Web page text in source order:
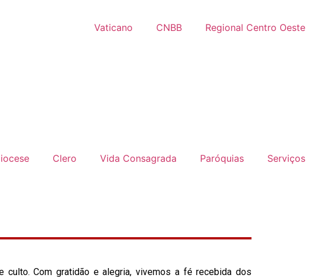
Vaticano CNBB Regional Centro Oeste
Clero Vida Consagrada Paróquias Serviços
Com gratidão e alegria, vivemos a fé recebida dos